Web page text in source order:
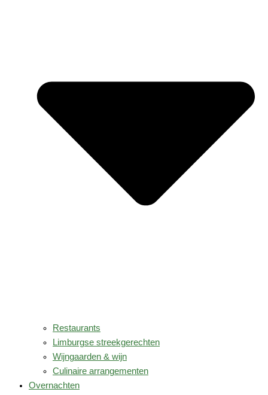
Restaurants
Limburgse streekgerechten
Wijngaarden & wijn
Culinaire arrangementen
Overnachten